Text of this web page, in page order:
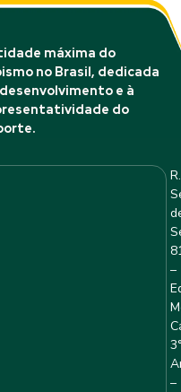
máxima do
no Brasil, dedicada
e à
do
R.
–
–